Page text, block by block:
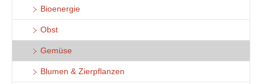
Bioenergie
Obst
Gemüse
Blumen & Zierpflanzen